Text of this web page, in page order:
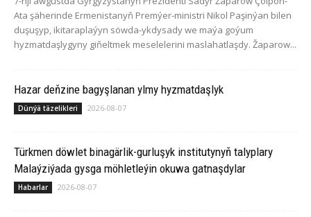
Ata şäherinde Ermenistanyň Premýer-ministri Nikol Paşinýan bilen
duşuşyp, ikitaraplaýyn söwda-ykdysady we maýa goýum
hyzmatdaşlygyny giňeltmek meselelerini maslahatlaşdy. Žaparow...
Hazar deňzine bagyşlanan ylmy hyzmatdaşlyk
Dünýä täzelikleri 2026-08-07
Türkmen döwlet binagärlik-gurluşyk institutynyň talyplary
Malaýziýada gysga möhletleýin okuwa gatnaşdylar
Habarlar 2026-08-07